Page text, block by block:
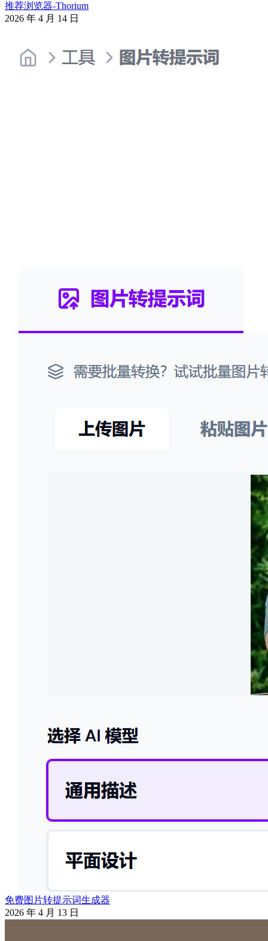
推荐浏览器-Thorium
2026 年 4 月 14 日
免费图片转提示词生成器
2026 年 4 月 13 日